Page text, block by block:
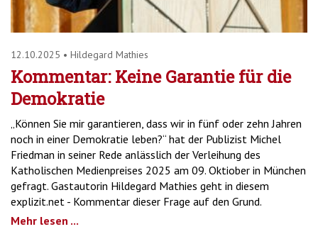
12.10.2025 • Hildegard Mathies
Kommentar: Keine Garantie für die
Demokratie
„Können Sie mir garantieren, dass wir in fünf oder zehn Jahren
noch in einer Demokratie leben?“ hat der Publizist Michel
Friedman in seiner Rede anlässlich der Verleihung des
Katholischen Medienpreises 2025 am 09. Oktiober in München
gefragt. Gastautorin Hildegard Mathies geht in diesem
explizit.net - Kommentar dieser Frage auf den Grund.
Mehr lesen ...